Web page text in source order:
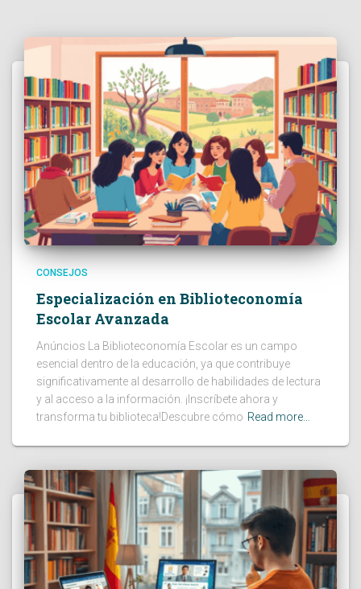
CONSEJOS
Especialización en Biblioteconomía
Escolar Avanzada
Anúncios La Biblioteconomía Escolar es un campo
esencial dentro de la educación, ya que contribuye
significativamente al desarrollo de habilidades de lectura
y al acceso a la información. ¡Inscríbete ahora y
transforma tu biblioteca!Descubre cómo Read more…